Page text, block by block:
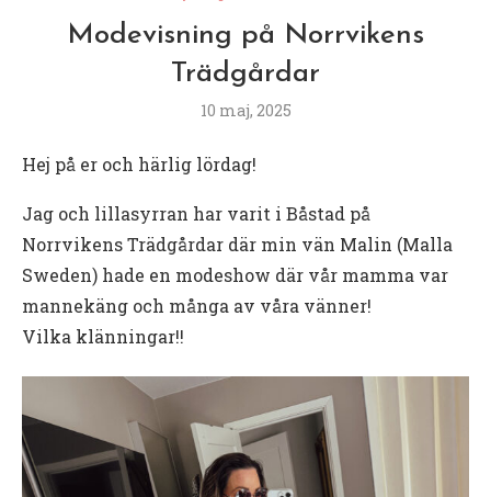
Modevisning på Norrvikens
Trädgårdar
10 maj, 2025
Hej på er och härlig lördag!
Jag och lillasyrran har varit i Båstad på
Norrvikens Trädgårdar där min vän Malin (Malla
Sweden) hade en modeshow där vår mamma var
mannekäng och många av våra vänner!
Vilka klänningar!!